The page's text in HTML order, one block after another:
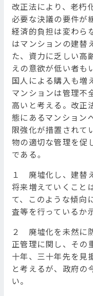
改正法により、老朽
必要な決議の要件が
経済的負担は変わら
はマンションの建替
た、資力に乏しい高
えの意欲が低い者も
国人による購入も増
マンションは管理不
高いと考える。改正
態にあるマンション
限強化が措置されて
物の適切な管理を促
である。
１ 廃墟化し、建替
将来増えていくこと
て、このような傾向
査等を行っているか
２ 廃墟化を未然に
正管理に関し、その
十年、三十年先を見
と考えるが、政府の
い。